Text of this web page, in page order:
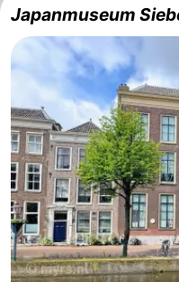
Japanmuseum